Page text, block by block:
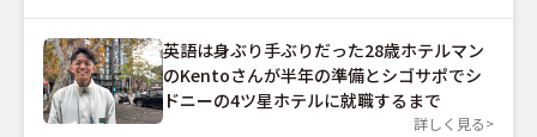
英語は身ぶり手ぶりだった28歳ホテルマン
のKentoさんが半年の準備とシゴサポでシ
ドニーの4ツ星ホテルに就職するまで
詳しく見る